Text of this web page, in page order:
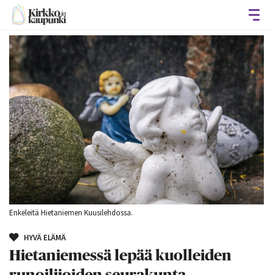
Enkeleitä Hietaniemen Kuusilehdossa.
HYVÄ ELÄMÄ
Hietaniemessä lepää kuolleiden